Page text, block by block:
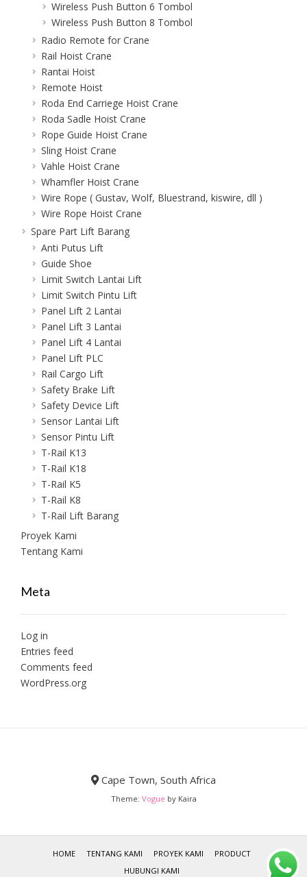
Wireless Push Button 6 Tombol
Wireless Push Button 8 Tombol
Radio Remote for Crane
Rail Hoist Crane
Rantai Hoist
Remote Hoist
Roda End Carriege Hoist Crane
Roda Sadle Hoist Crane
Rope Guide Hoist Crane
Sling Hoist Crane
Vahle Hoist Crane
Whamfler Hoist Crane
Wire Rope ( Gustav, Wolf, Bluestrand, kiswire, dll )
Wire Rope Hoist Crane
Spare Part Lift Barang
Anti Putus Lift
Guide Shoe
Limit Switch Lantai Lift
Limit Switch Pintu Lift
Panel Lift 2 Lantai
Panel Lift 3 Lantai
Panel Lift 4 Lantai
Panel Lift PLC
Rail Cargo Lift
Safety Brake Lift
Safety Device Lift
Sensor Lantai Lift
Sensor Pintu Lift
T-Rail K13
T-Rail K18
T-Rail K5
T-Rail K8
T-Rail Lift Barang
Proyek Kami
Tentang Kami
Meta
Log in
Entries feed
Comments feed
WordPress.org
Cape Town, South Africa
Theme: Vogue by Kaira
HOME TENTANG KAMI PROYEK KAMI
PRODUCT
HUBUNGI KAMI